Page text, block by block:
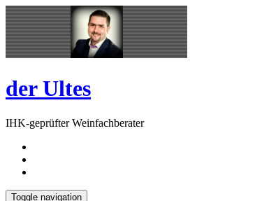
Skip
to
content
Open
Sidebar
der Ultes
IHK-geprüfter Weinfachberater
Toggle navigation